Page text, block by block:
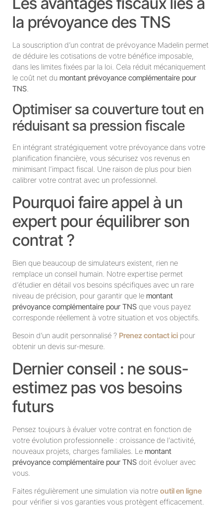
la prévoyance des TNS
La souscription d’un contrat de prévoyance Madelin permet
de déduire les cotisations de votre bénéfice imposable,
dans les limites fixées par la loi. Cela réduit mécaniquement
le coût net du montant prévoyance complémentaire pour
TNS.
Optimiser sa couverture tout en
réduisant sa pression fiscale
En intégrant stratégiquement votre prévoyance dans votre
planification financière, vous sécurisez vos revenus en
minimisant l’impact fiscal. Une raison de plus pour bien
calibrer votre contrat avec un professionnel.
Pourquoi faire appel à un
expert pour équilibrer son
contrat ?
Bien que beaucoup de simulateurs existent, rien ne
remplace un conseil humain. Notre expertise permet
d’étudier en détail vos besoins spécifiques avec un rare
niveau de précision, pour garantir que le montant
prévoyance complémentaire pour TNS que vous payez
corresponde réellement à votre situation et vos objectifs.
Besoin d’un audit personnalisé ? Prenez contact ici pour
obtenir un devis sur-mesure.
Dernier conseil : ne sous-
estimez pas vos besoins
futurs
Pensez toujours à évaluer votre contrat en fonction de
votre évolution professionnelle : croissance de l’activité,
nouveaux projets, charges familiales. Le montant
prévoyance complémentaire pour TNS doit évoluer avec
vous.
Faites régulièrement une simulation via notre outil en ligne
pour vérifier si vos garanties vous protègent efficacement.